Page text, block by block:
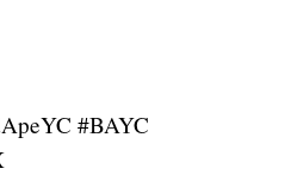
#BAYC